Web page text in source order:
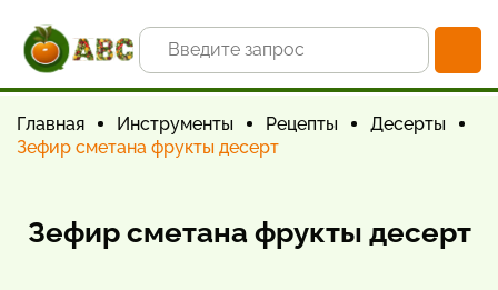
Главная Инструменты Рецепты
Десерты
Зефир сметана фрукты десерт
Зефир сметана фрукты десерт